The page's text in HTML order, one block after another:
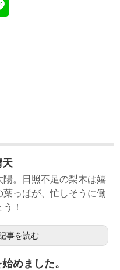
天
陽。日照不足の梨木は嬉
葉っぱが、忙しそうに働
！
事を読む
めました。